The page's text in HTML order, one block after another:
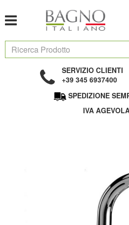
SERVIZIO CLIENTI
+39 345 6937400
SPEDIZIONE
IVA